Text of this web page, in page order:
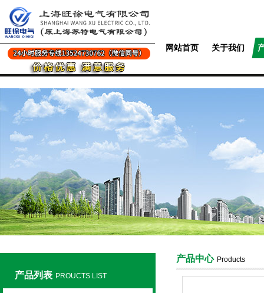
网站首页 关于我们
产品列表 PROUCTS LIST
产品中心 Products